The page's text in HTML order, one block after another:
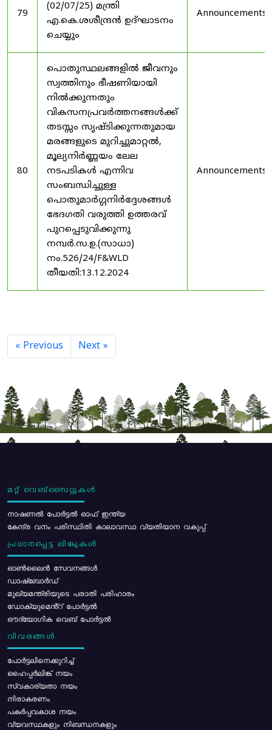
79
(02/07/25) മന്ത്രി
എ.കെ.ശശീന്ദ്രൻ ഉദ്‌ഘാടനം
ചെയ്യും
Announcements
80
പൊതുസ്ഥലങ്ങളിൽ ജീവനും
സ്വത്തിനും ഭീഷണിയായി
നിൽക്കുന്നതും
വികസനപ്രവർത്തനങ്ങൾക്ക്
തടസ്സം സൃഷ്ടിക്കുന്നതുമായ
മരങ്ങളുടെ മുറിച്ചുമാറ്റൽ,
മൂല്യനിർണ്ണയം ലേല
നടപടികൾ എന്നിവ
സംബന്ധിച്ചുള്ള
പൊതുമാർഗ്ഗനിർദ്ദേശങ്ങൾ
ഭേദഗതി വരുത്തി ഉത്തരവ്
പുറപ്പെടുവിക്കുന്നു
നമ്പർ.സ.ഉ.(സാധാ)
നം.526/24/F&WLD
തീയതി:13.12.2024
Announcements
« Previous Next »
മറ്റ് വെബ്സൈറ്റുകൾ
നാഷണൽ പോർട്ടൽ ഓഫ് ഇന്ത്യ
കേന്ദ്ര വനം പരിസ്ഥിതി കാലാവസ്ഥ വ്യതിയാന വകുപ്പ്
പ്രധാനപ്പെട്ട ലിങ്കുകൾ
ഓൺലൈൻ സേവനങ്ങൾ
ഡാഷ്ബോർഡ്
മുഖ്യമന്ത്രിയുടെ പരാതി പരിഹാരം
ഡോക്യുമെൻ്റ് പോർട്ടൽ
ഔദ്യോഗിക വെബ് പോർട്ടൽ
വിവരങ്ങൾ
പോര്‍ട്ടലിനെക്കുറിച്ച്
ഹൈപ്പർലിങ്ക് നയം
സ്വകാര്യതാ നയം
നിരാകരണം
പകർപ്പവകാശ നയം
വ്യവസ്ഥകളും നിബന്ധനകളും